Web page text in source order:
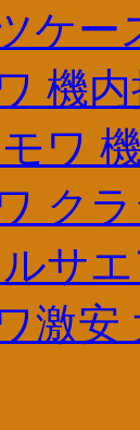
ケー
機
ワ
ク
サ
激安